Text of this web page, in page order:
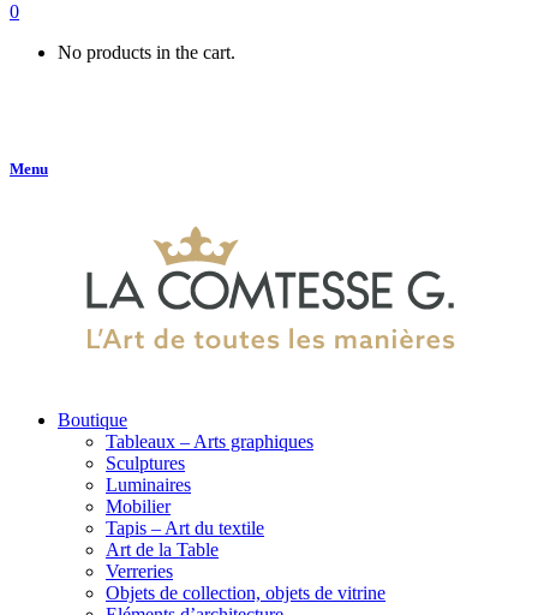
0
No products in the cart.
Menu
Boutique
Tableaux – Arts graphiques
Sculptures
Luminaires
Mobilier
Tapis – Art du textile
Art de la Table
Verreries
Objets de collection, objets de vitrine